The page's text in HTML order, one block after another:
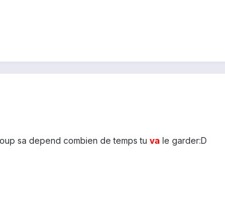
sa depend combien de temps tu va le garder:D